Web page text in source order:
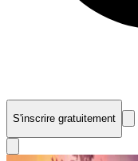
S'inscrire gratuitement